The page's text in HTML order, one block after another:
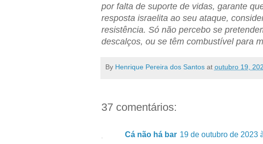
por falta de suporte de vidas, garante
resposta israelita ao seu ataque,
resistência. Só não percebo se
descalços, ou se têm combustível para
By Henrique Pereira dos Santos at outubro 19,
37 comentários:
Cá não há bar 19 de outubro de 2023